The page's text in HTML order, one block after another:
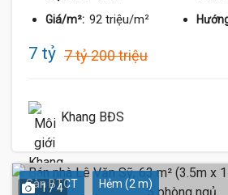
Giá/m²: 92 triệu/m²
7 tỷ 7 tỷ 200 triệu
Khang BĐS
Sàn BTCT Hẻm (2 m)
1 / 4